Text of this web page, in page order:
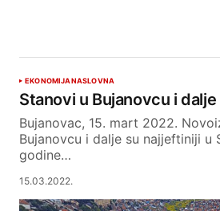
EKONOMIJANASLOVNA
Stanovi u Bujanovcu i
Bujanovac, 15. mart 2022.
Bujanovcu i dalje su najjeftiniji u
godine…
15.03.2022.